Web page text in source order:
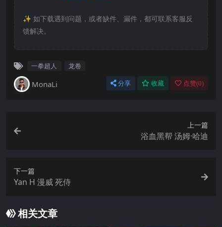
✨️ 如下载遇到问题，或者缺件、漏件，都可联系客服反
馈解决。
一拳超人 龙卷
MonaLi 分享 收藏 点赞(0)
上一篇
浴血黑帮 汤姆·哈迪
下一篇
Yan H 漫威 死侍
相关文章